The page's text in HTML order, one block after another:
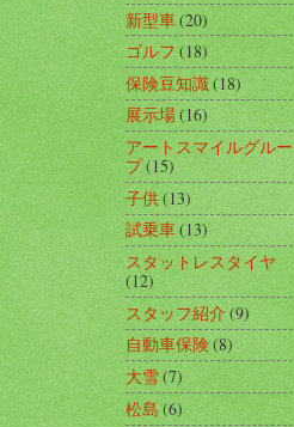
新型車(20)
ゴルフ(18)
保険豆知識(18)
展示場(16)
アートスマイルグルー
プ(15)
子供(13)
試乗車(13)
スタットレスタイヤ
(12)
スタッフ紹介(9)
自動車保険(8)
大雪(7)
松島 (6)